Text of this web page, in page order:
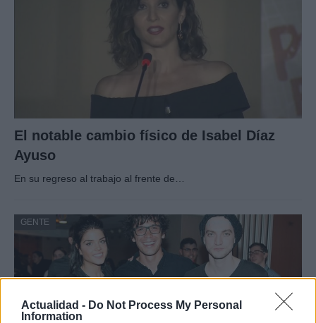
Actualidad - Do Not Process My Personal
Information
El notable cambio físico de Isabel Díaz
Ayuso
En su regreso al trabajo al frente de…
GENTE